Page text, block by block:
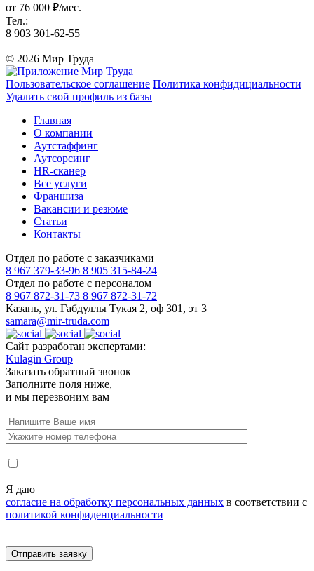
от 76 000 ₽/мес.
Тел.:
8 903 301-62-55
© 2026 Мир Труда
Пользовательское соглашение Политика конфидициальности
Удалить свой профиль из базы
Главная
О компании
Аутстаффинг
Аутсорсинг
HR-сканер
Все услуги
Франшиза
Вакансии и резюме
Статьи
Контакты
Отдел по работе с заказчиками
8 967 379-33-96 8 905 315-84-24
Отдел по работе с персоналом
8 967 872-31-73 8 967 872-31-72
Казань, ул. Габдуллы Тукая 2, оф 301, эт 3
samara@mir-truda.com
Сайт разработан экспертами:
Kulagin Group
Заказать обратный звонок
Заполните поля ниже,
и мы перезвоним вам
Я даю
согласие на обработку персональных данных в соответствии с
политикой конфиденциальности